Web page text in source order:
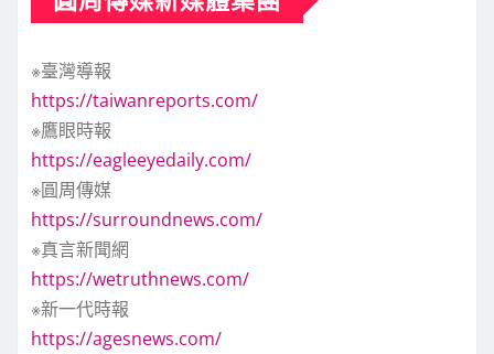
※臺灣導報
https://taiwanreports.com/
※鷹眼時報
https://eagleeyedaily.com/
※圓周傳媒
https://surroundnews.com/
※真言新聞網
https://wetruthnews.com/
※新一代時報
https://agesnews.com/